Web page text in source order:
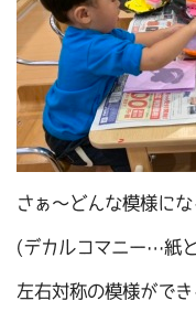
さぁ～どんな模様にな
(デカルコマニー…紙
左右対称の模様がで